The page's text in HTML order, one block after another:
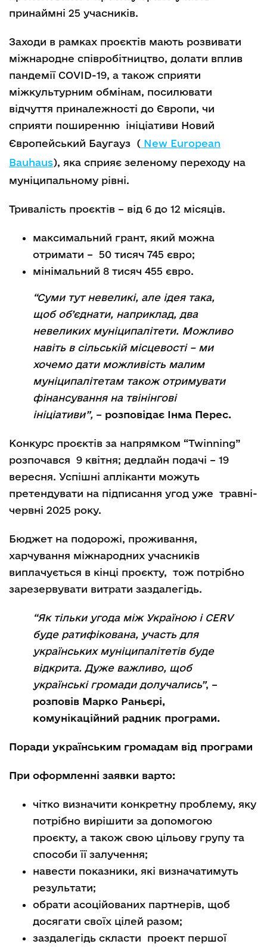
принаймні 25 учасників.
Заходи в рамках проєктів мають розвивати
міжнародне співробітництво, долати вплив
пандемії COVID-19, а також сприяти
міжкультурним обмінам, посилювати
відчуття приналежності до Європи, чи
сприяти поширенню ініціативи Новий
Європейський Баугауз ( New European
Bauhaus), яка сприяє зеленому переходу на
муніципальному рівні.
Тривалість проєктів – від 6 до 12 місяців.
максимальний грант, який можна
отримати – 50 тисяч 745 євро;
мінімальний 8 тисяч 455 євро.
“Суми тут невеликі, але ідея така,
щоб об’єднати, наприклад, два
невеликих муніципалітети. Можливо
навіть в сільській місцевості – ми
хочемо дати можливість малим
муніципалітетам також отримувати
фінансування на твінінгові
ініціативи”, – розповідає Інма Перес.
Конкурс проєктів за напрямком “Twinning”
розпочався 9 квітня; дедлайн подачі – 19
вересня. Успішні апліканти можуть
претендувати на підписання угод уже травні-
червні 2025 року.
Бюджет на подорожі, проживання,
харчування міжнародних учасників
виплачується в кінці проєкту, тож потрібно
зарезервувати витрати заздалегідь.
“Як тільки угода між Україною і CERV
буде ратифікована, участь для
українських муніципалітетів буде
відкрита. Дуже важливо, щоб
українські громади долучались”, –
розповів Марко Раньєрі,
комунікаційний радник програми.
Поради українським громадам від програми
При оформленні заявки варто:
чітко визначити конкретну проблему, яку
потрібно вирішити за допомогою
проєкту, а також свою цільову групу та
способи її залучення;
навести показники, які визначатимуть
результати;
обрати асоційованих партнерів, щоб
досягати своїх цілей разом;
заздалегідь скласти проект першої